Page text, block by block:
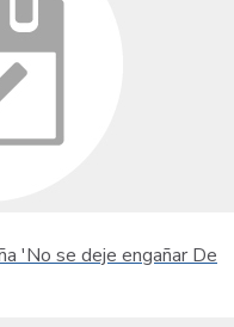
'No se deje engañar De